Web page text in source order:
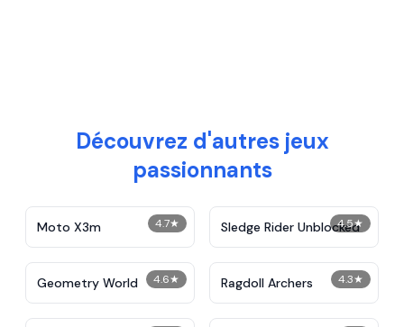
Découvrez d'autres jeux
passionnants
4.7★
Moto X3m 4.5★
Sledge Rider Unblocked
4.6★
Geometry World 4.3★
Ragdoll Archers